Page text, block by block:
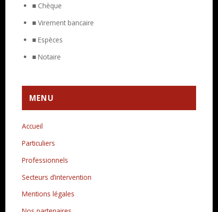
■ Chèque
■ Virement bancaire
■ Espèces
■ Notaire
MENU
Accueil
Particuliers
Professionnels
Secteurs d’intervention
Mentions légales